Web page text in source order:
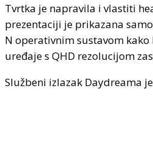
Tvrtka je napravila i vlastiti
prezentaciji je prikazana
N operativnim sustavom
uređaje s QHD rezolucijom
Službeni izlazak Daydreama